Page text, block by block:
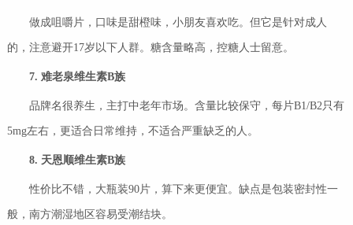
做成咀嚼片，口味是甜橙味，小朋友喜欢吃。但它是针对成人
的，注意避开17岁以下人群。糖含量略高，控糖人士留意。
7. 难老泉维生素B族
品牌名很养生，主打中老年市场。含量比较保守，每片B1/B2只有
5mg左右，更适合日常维持，不适合严重缺乏的人。
8. 天恩顺维生素B族
性价比不错，大瓶装90片，算下来更便宜。缺点是包装密封性一
般，南方潮湿地区容易受潮结块。